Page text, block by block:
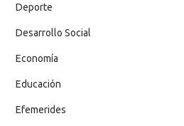
Deporte
Desarrollo Social
Economía
Educación
Efemerides